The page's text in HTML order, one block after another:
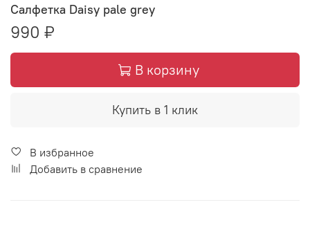
Салфетка Daisy pale grey
990 ₽
В корзину
Купить в 1 клик
В избранное
Добавить в сравнение